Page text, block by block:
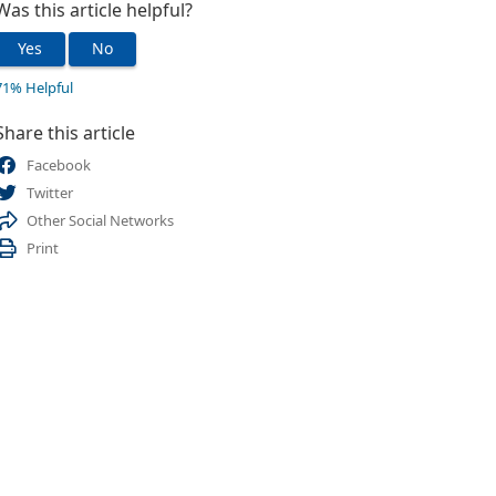
this article helpful?
Yes No
Helpful
this article
Facebook
Twitter
Other Social Networks
Print